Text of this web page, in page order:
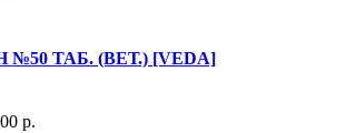
ТАБ. (ВЕТ.) [VEDA]
р.